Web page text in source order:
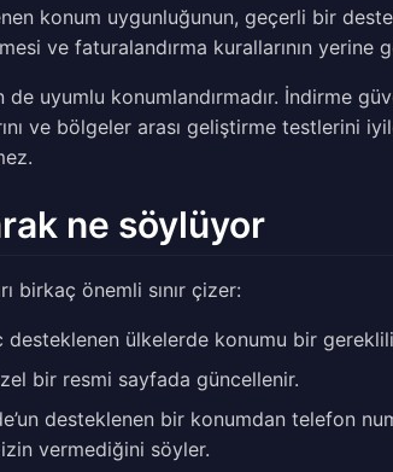
konum uygunluğunun, geçerli bir
ve faturalandırma kurallarının yerine
uyumlu konumlandırmadır. İndirme
ve bölgeler arası geliştirme testlerini
ne söylüyor
birkaç önemli sınır çizer:
desteklenen ülkelerde konumu bir
bir resmi sayfada güncellenir.
desteklenen bir konumdan telefon
izin vermediğini söyler.